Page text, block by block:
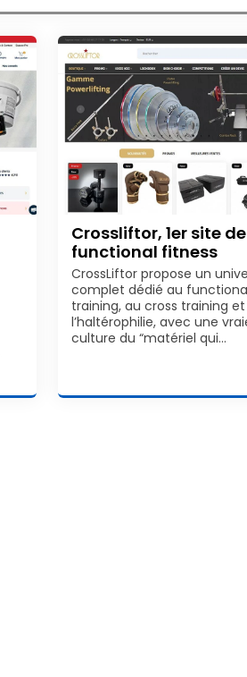
Crossliftor, 1er site de
functional fitness
CrossLiftor propose un
complet dédié au
training, au cross training
l’haltérophilie, avec une
culture du “matériel qui…